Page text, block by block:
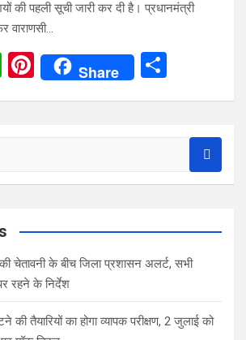
की पहली सूची जारी कर दी है। प्रधानमंत्री
वाराणसी…
W
p
p
Pi
nt
Share
की चेतावनी के बीच जिला प्रशासन अलर्ट, सभी
रहने के निर्देश
तैयारियों का होगा व्यापक परीक्षण, 2 जुलाई को